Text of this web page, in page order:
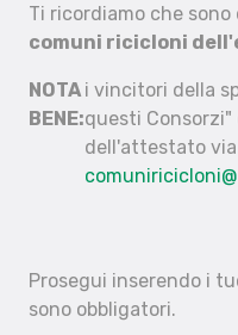
Ti ricordiamo che
comuni ricicloni
NOTA
BENE:
i vincitori della
questi
dell'attestato
Prosegui inserendo i
sono obbligatori.